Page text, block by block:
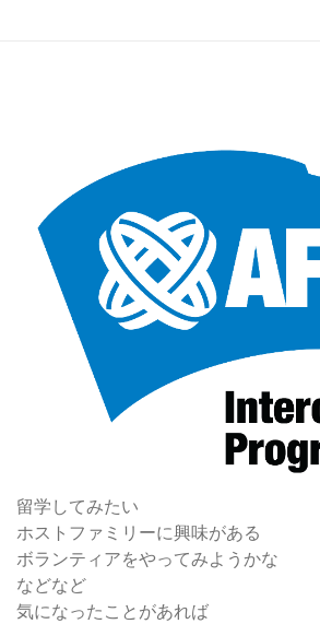
留学してみたい
ホストファミリーに興味がある
ボランティアをやってみようかな
などなど
気になったことがあれば